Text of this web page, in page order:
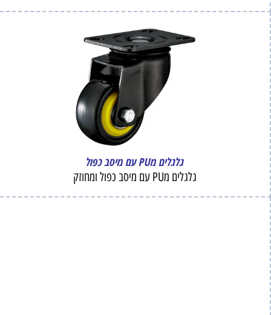
גלגלים מPU עם מיסב כפול
גלגלים מPU עם מיסב כפול ומחוזק